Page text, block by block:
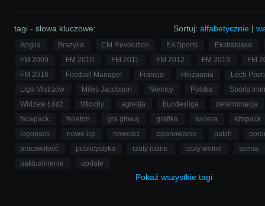
Sortuj: alfabetycznie |
tagi - słowa kluczowe:
Anglia Brazylia CM Revolution EA Sports
Ekstraklasa
FM 2009
FM 2010 FM 2011 FM 2012 FM 2013
FM
FM 2016
Football Manager Francja Hiszpania
Lech
Liga Mistrzów
Miles Jacobson Niemcy Polska
Sports
Widzew Łódź
Włochy agresja bundesliga
determinacja
facepack
felieton gra głową grafika kariera
kitspack
logopack
nowe ligi nowości opanowanie patch
pracowitość
publicystyka rzuty rożne rzuty wolne
scena
uaktualnienie
update
Pokaż wszystkie tagi